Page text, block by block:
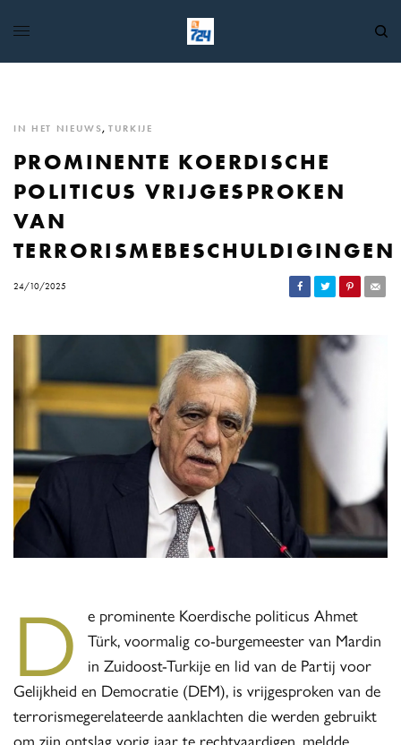
IN HET NIEUWS, TURKIJE
PROMINENTE KOERDISCHE
POLITICUS VRIJGESPROKEN
VAN
TERRORISMEBESCHULDIGINGEN
24/10/2025
D
e prominente Koerdische politicus Ahmet
Türk, voormalig co-burgemeester van Mardin
in Zuidoost-Turkije en lid van de Partij voor
Gelijkheid en Democratie (DEM), is vrijgesproken van de
terrorismegerelateerde aanklachten die werden gebruikt
om zijn ontslag vorig jaar te rechtvaardigen, meldde